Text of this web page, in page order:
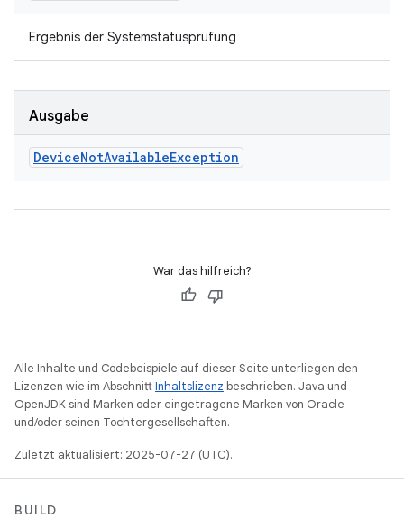
Ergebnis der Systemstatusprüfung
Ausgabe
DeviceNotAvailableException
War das hilfreich?
Alle Inhalte und Codebeispiele auf dieser Seite unterliegen den
Lizenzen wie im AbschnittInhaltslizenz beschrieben. Java und
OpenJDK sind Marken oder eingetragene Marken von Oracle
und/oder seinen Tochtergesellschaften.
Zuletzt aktualisiert: 2025-07-27 (UTC).
BUILD